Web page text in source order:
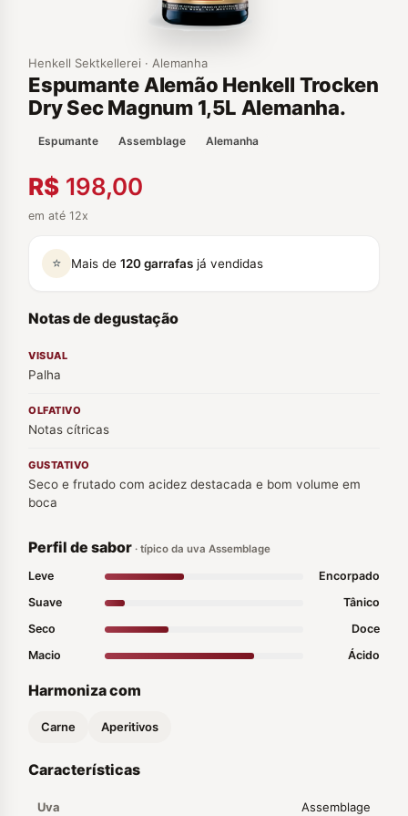
Henkell Sektkellerei · Alemanha
Espumante Alemão Henkell Trocken
Dry Sec Magnum 1,5L Alemanha.
Espumante Assemblage Alemanha
R$ 198,00
em até 12x
⭐ Mais de 120 garrafas já vendidas
Notas de degustação
VISUAL
Palha
OLFATIVO
Notas cítricas
GUSTATIVO
Seco e frutado com acidez destacada e bom volume em
boca
Perfil de sabor · típico da uva Assemblage
Leve
Encorpado
Suave
Tânico
Seco
Doce
Macio
Ácido
Harmoniza com
Carne Aperitivos
Características
Uva Assemblage